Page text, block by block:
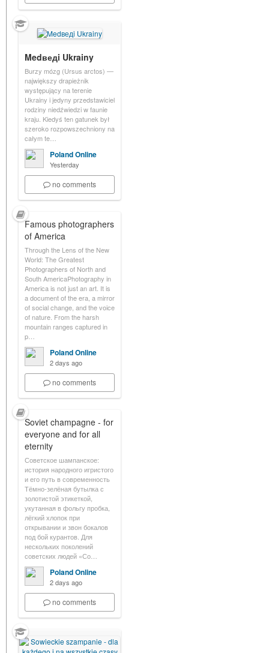
Medведi Ukrainy
Burzy mózg (Ursus arctos) —
największy drapieżnik
występujący na terenie
Ukrainy i jedyny przedstawiciel
rodziny niedźwiedzi w faunie
kraju. Kiedyś ten gatunek był
szeroko rozpowszechniony na
całym te…
Poland Online
Yesterday
no comments
Famous photographers
of America
Through the Lens of the New
World: The Greatest
Photographers of North and
South AmericaPhotography in
America is not just an art. It is
a document of the era, a mirror
of social change, and the voice
of nature. From the harsh
mountain ranges captured in
p…
Poland Online
2 days ago
no comments
Soviet champagne - for
everyone and for all
eternity
Советское шампанское:
история народного игристого
и его путь в современность
Тёмно-зелёная бутылка с
золотистой этикеткой,
укутанная в фольгу пробка,
лёгкий хлопок при
открывании и звон бокалов
под бой курантов. Для
нескольких поколений
советских людей «Со…
Poland Online
2 days ago
no comments